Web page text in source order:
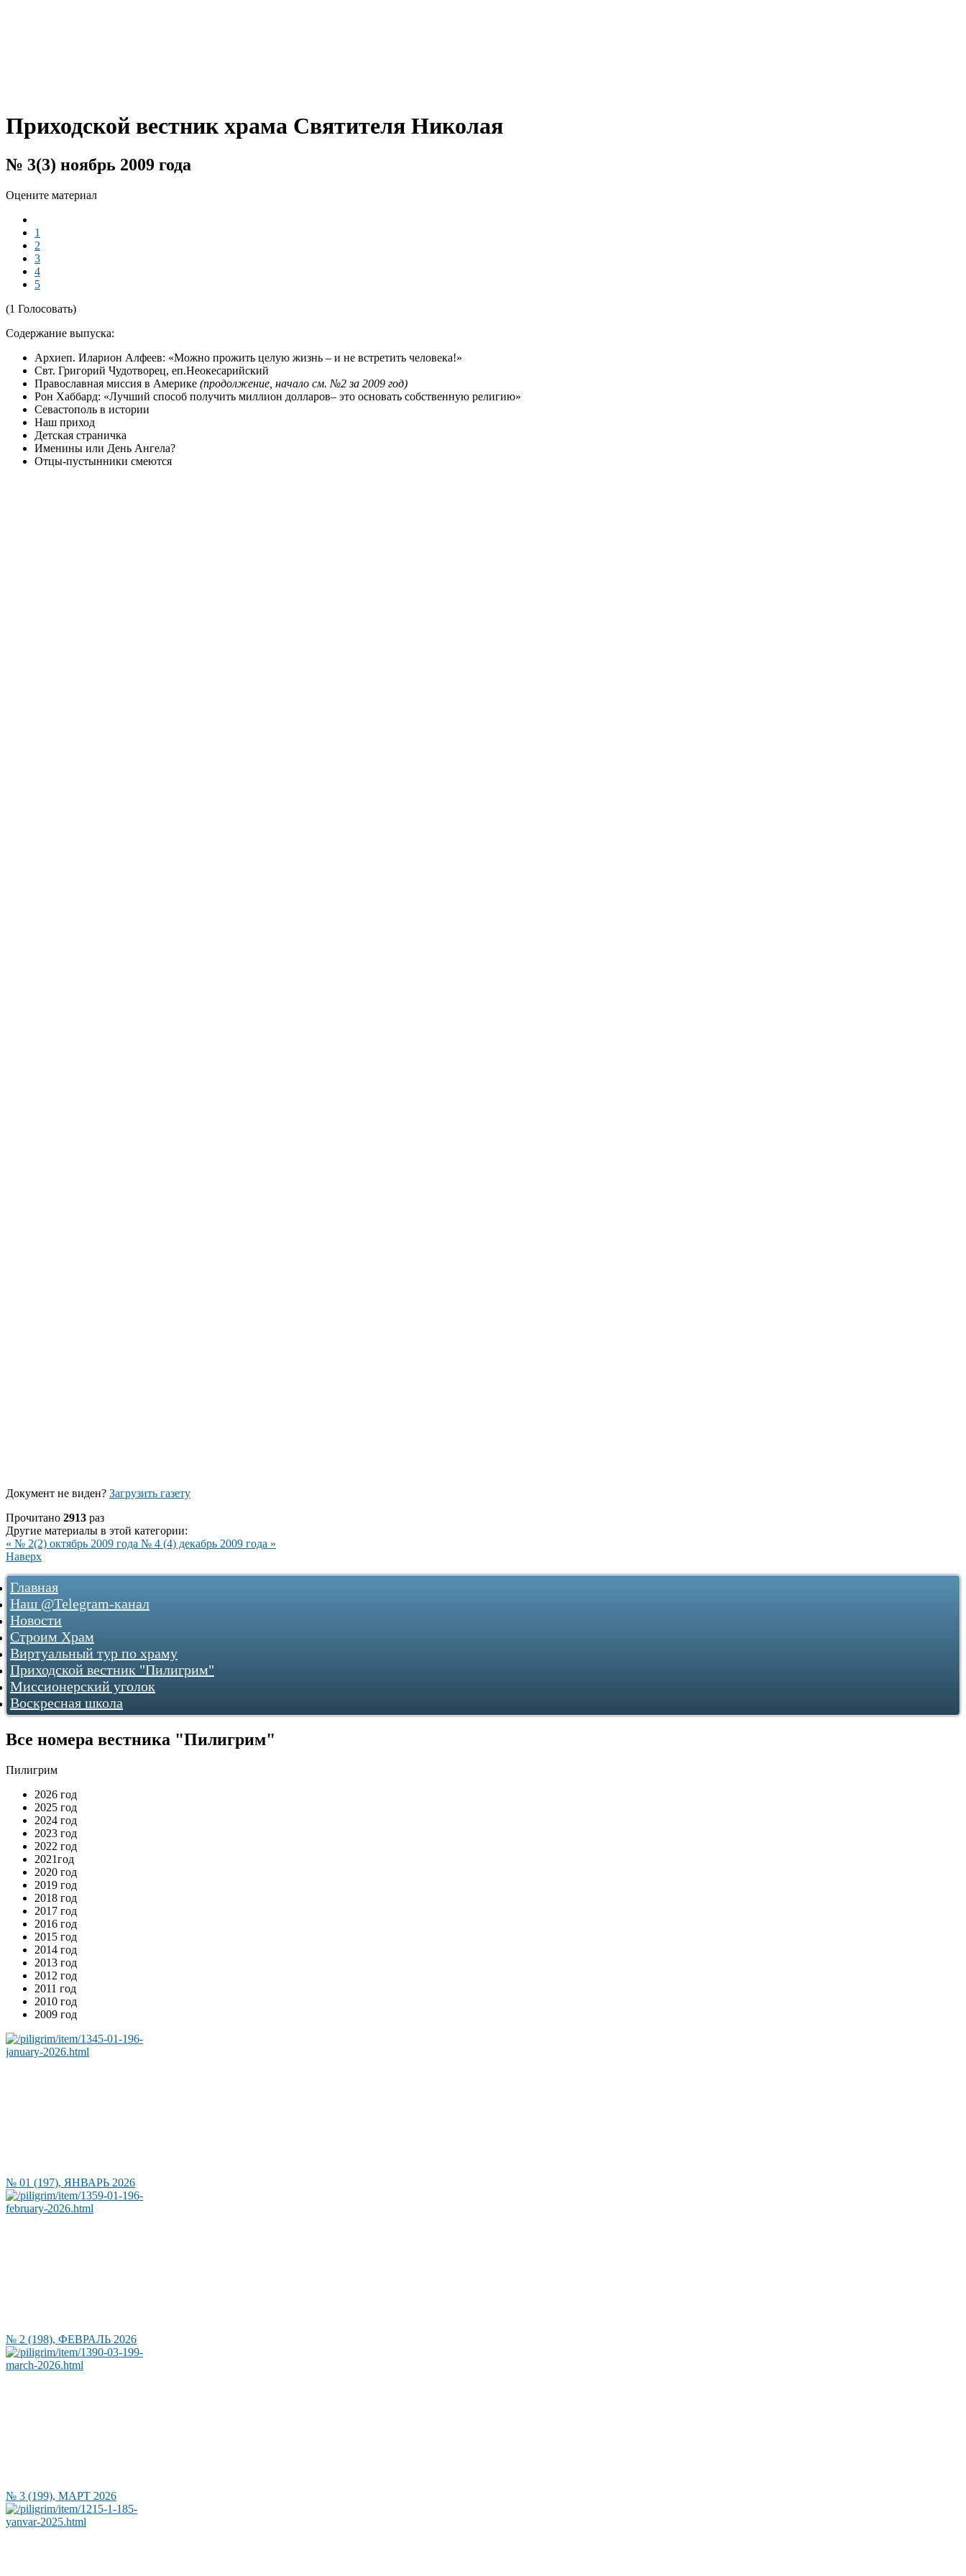
Приходской вестник храма Святителя Николая
№ 3(3) ноябрь 2009 года
Оцените материал
1
2
3
4
5
(1 Голосовать)
Содержание выпуска:
Архиеп. Иларион Алфеев: «Можно прожить целую жизнь – и не встретить человека!»
Свт. Григорий Чудотворец, еп.Неокесарийский
Православная миссия в Америке (продолжение, начало см. №2 за 2009 год)
Рон Хаббард: «Лучший способ получить миллион долларов– это основать собственную религию»
Севастополь в истории
Наш приход
Детская страничка
Именины или День Ангела?
Отцы-пустынники смеются
Документ не виден? Загрузить газету
Прочитано 2913 раз
Другие материалы в этой категории:
« № 2(2) октябрь 2009 года № 4 (4) декабрь 2009 года »
Наверх
Главная
Наш @Telegram-канал
Новости
Строим Храм
О храме
Как нас найти
Фотогалереи
...как все начиналось
2009
2010
2012
2018
2019
2020
2021
2022
2023
2024
Виртуальный тур по храму
Приходской вестник "Пилигрим"
Миссионерский уголок
Воскресная школа
Все номера вестника "Пилигрим"
Пилигрим
2026 год
2025 год
2024 год
2023 год
2022 год
2021год
2020 год
2019 год
2018 год
2017 год
2016 год
2015 год
2014 год
2013 год
2012 год
2011 год
2010 год
2009 год
№ 01 (197), ЯНВАРЬ 2026
№ 2 (198), ФЕВРАЛЬ 2026
№ 3 (199), МАРТ 2026